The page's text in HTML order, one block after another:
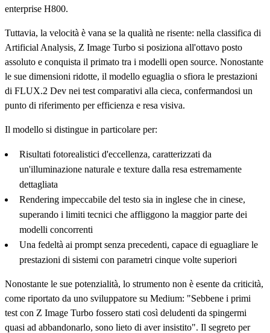
enterprise H800.
Tuttavia, la velocità è vana se la qualità ne risente: nella classifica di
Artificial Analysis, Z Image Turbo si posiziona all'ottavo posto
assoluto e conquista il primato tra i modelli open source. Nonostante
le sue dimensioni ridotte, il modello eguaglia o sfiora le prestazioni
di FLUX.2 Dev nei test comparativi alla cieca, confermandosi un
punto di riferimento per efficienza e resa visiva.
Il modello si distingue in particolare per:
Risultati fotorealistici d'eccellenza, caratterizzati da
un'illuminazione naturale e texture dalla resa estremamente
dettagliata
Rendering impeccabile del testo sia in inglese che in cinese,
superando i limiti tecnici che affliggono la maggior parte dei
modelli concorrenti
Una fedeltà ai prompt senza precedenti, capace di eguagliare le
prestazioni di sistemi con parametri cinque volte superiori
Nonostante le sue potenzialità, lo strumento non è esente da criticità,
come riportato da uno sviluppatore su Medium: "Sebbene i primi
test con Z Image Turbo fossero stati così deludenti da spingermi
quasi ad abbandonarlo, sono lieto di aver insistito". Il segreto per